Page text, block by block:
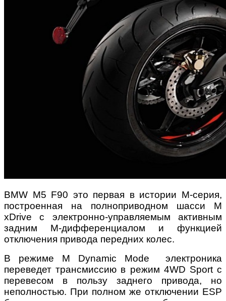
BMW M5 F90 это первая в истории М-серия,
построенная на полноприводном шасси M
xDrive с электронно-управляемым активным
задним М-дифференциалом и функцией
отключения привода передних колес.
В режиме M Dynamic Mode электроника
переведет трансмиссию в режим 4WD Sport с
перевесом в пользу заднего привода, но
неполностью. При полном же отключении ESP